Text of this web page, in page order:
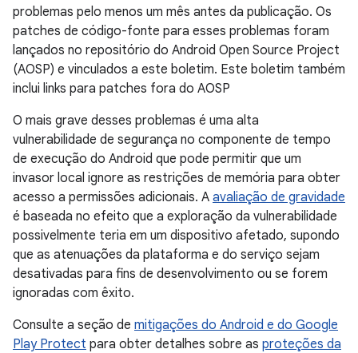
problemas pelo menos um mês antes da publicação. Os
patches de código-fonte para esses problemas foram
lançados no repositório do Android Open Source Project
(AOSP) e vinculados a este boletim. Este boletim também
inclui links para patches fora do AOSP
O mais grave desses problemas é uma alta
vulnerabilidade de segurança no componente de tempo
de execução do Android que pode permitir que um
invasor local ignore as restrições de memória para obter
acesso a permissões adicionais. A avaliação de gravidade
é baseada no efeito que a exploração da vulnerabilidade
possivelmente teria em um dispositivo afetado, supondo
que as atenuações da plataforma e do serviço sejam
desativadas para fins de desenvolvimento ou se forem
ignoradas com êxito.
Consulte a seção de mitigações do Android e do Google
Play Protect para obter detalhes sobre as proteções da